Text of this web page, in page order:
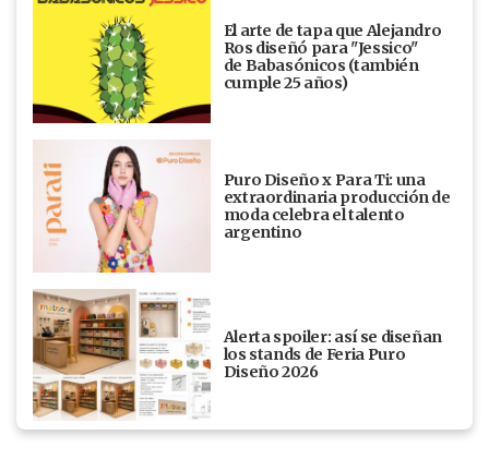
El arte de tapa que Alejandro
Ros diseñó para "Jessico"
de Babasónicos (también
cumple 25 años)
Puro Diseño x Para Ti: una
extraordinaria producción de
moda celebra el talento
argentino
Alerta spoiler: así se diseñan
los stands de Feria Puro
Diseño 2026